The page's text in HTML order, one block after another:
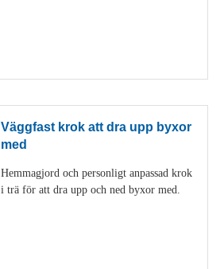
Väggfast krok att dra upp byxor
med
Hemmagjord och personligt anpassad krok
i trä för att dra upp och ned byxor med.